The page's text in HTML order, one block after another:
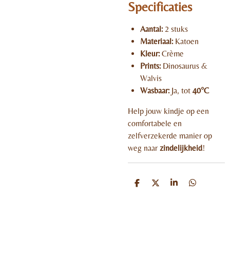
Specificaties
Aantal:2 stuks
Materiaal:Katoen
Kleur:Crème
Prints:Dinosaurus &
Walvis
Wasbaar:Ja, tot 40°C
Help jouw kindje op een
comfortabele en
zelfverzekerde manier op
weg naar zindelijkheid!
D
D
S
D